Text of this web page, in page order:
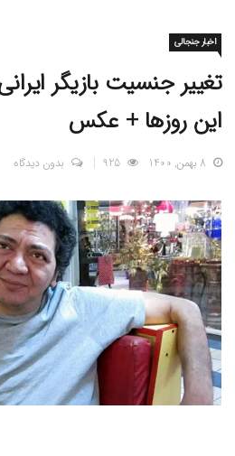
اخبار جنجالی
تغییر جنسیت بازیگر
این روزها + عکس
8 بهمن, 1400 925 بدون دیدگاه